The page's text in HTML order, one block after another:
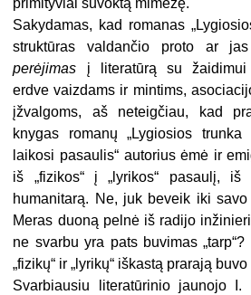
primityviai suvoktą mimezę.
Sakydamas, kad romanas
struktūras valdančio proto ar jas
perėjimas į literatūrą su žaidimui
erdve vaizdams ir mintims,
įžvalgoms, aš neteigčiau, kad
knygas romanų „Lygiosios
laikosi pasaulis“ autorius ėmė ir
iš „fizikos“ į „lyrikos“ pasaulį,
humanitarą. Ne, juk beveik iki
Meras duoną pelnė iš radijo
ne svarbu yra pats buvimas
„fizikų“ ir „lyrikų“ iškastą prarają
Svarbiausiu literatūrinio jaunojo I.